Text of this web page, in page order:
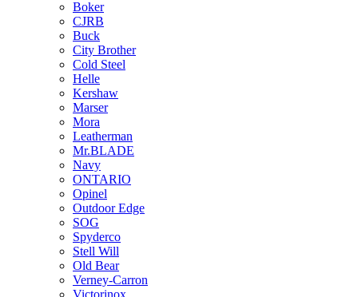
Boker
CJRB
Buck
City Brother
Cold Steel
Helle
Kershaw
Marser
Mora
Leatherman
Mr.BLADE
Navy
ONTARIO
Opinel
Outdoor Edge
SOG
Spyderco
Stell Will
Old Bear
Verney-Carron
Victorinox